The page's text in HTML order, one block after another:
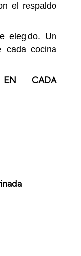
el respaldo
elegido. Un
cada cocina
EN CADA